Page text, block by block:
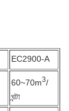
EC2900-A
60~70m3/
ঘন্টা